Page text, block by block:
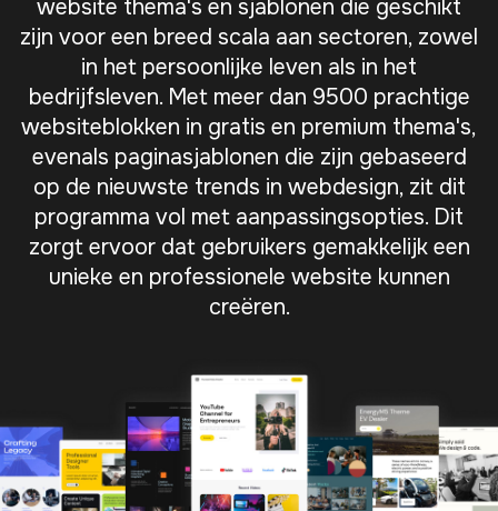
website thema's en sjablonen die geschikt
zijn voor een breed scala aan sectoren, zowel
in het persoonlijke leven als in het
bedrijfsleven. Met meer dan 9500 prachtige
websiteblokken in gratis en premium thema's,
evenals paginasjablonen die zijn gebaseerd
op de nieuwste trends in webdesign, zit dit
programma vol met aanpassingsopties. Dit
zorgt ervoor dat gebruikers gemakkelijk een
unieke en professionele website kunnen
creëren.